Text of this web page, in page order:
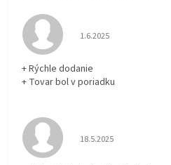
Hodnotenie obchodu
1.6.2025
+ Rýchle dodanie
+ Tovar bol v poriadku
Hodnotenie obchodu
18.5.2025